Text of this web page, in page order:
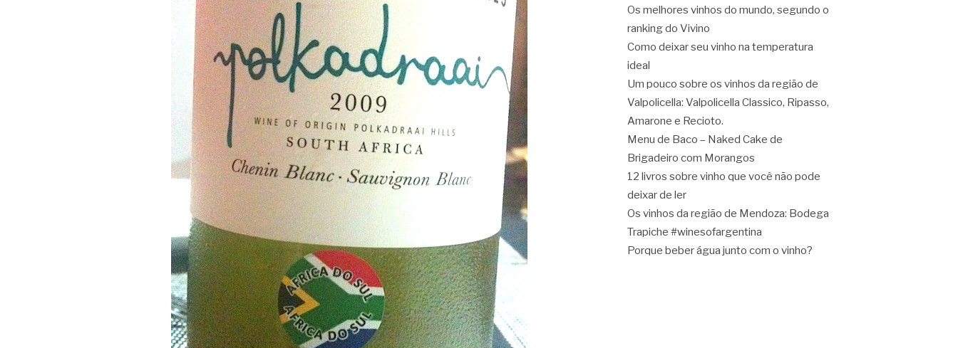
Os melhores vinhos do mundo, segundo o
ranking do Vivino
Como deixar seu vinho na temperatura
ideal
Um pouco sobre os vinhos da região de
Valpolicella: Valpolicella Classico, Ripasso,
Amarone e Recioto.
Menu de Baco – Naked Cake de
Brigadeiro com Morangos
12 livros sobre vinho que você não pode
deixar de ler
Os vinhos da região de Mendoza: Bodega
Trapiche #winesofargentina
Porque beber água junto com o vinho?